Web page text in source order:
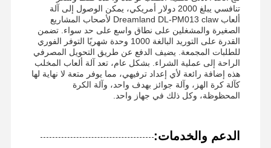
تنافسي يبلغ 2000 دولار أمريكي، يمكن الوصول إلى آلة
ألعاب Dreamland DL-PM013 claw لأصحاب المشاريع
الصغيرة والمشغلين على نطاق واسع على حد سواء. تضمن
القدرة على التوريد البالغة 1000 وحدة شهريًا التوفر الفوري
للطلبات المجمعة. يضيف الدفع عن طريق التحويل المصرفي
الراحة إلى عملية الشراء. بشكل عام، تعد آلة ألعاب المخلب
هذه إضافة رائعة لأي إعداد ترفيهي، مما يوفر متعة لا نهاية لها
كآلة كرة الهز، وآلة جوائز بهدف واحد، وآلة الكرة
المحظوظة، وكل ذلك في جهاز واحد.
الدعم والخدمات: